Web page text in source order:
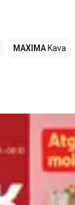
MAXIMA Kava